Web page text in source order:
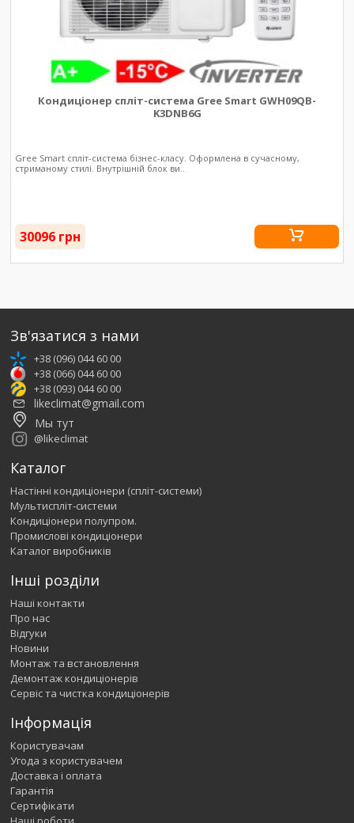
Кондиціонер спліт-система Gree Smart GWH09QB-
K3DNB6G
Gree Smart спліт-система бізнес-класу. Оформлена в сучасному,
стриманому стилі. Внутрішній блок ви..
30096 грн
Зв'язатися з нами
+38 (096) 044 60 00
+38 (066) 044 60 00
+38 (093) 044 60 00
likeclimat@gmail.com
Мы тут
@likeclimat
Каталог
Настінні кондиціонери (спліт-системи)
Мультиспліт-системи
Кондиціонери полупром.
Промислові кондиціонери
Каталог виробників
Інші розділи
Наші контакти
Про нас
Відгуки
Новини
Монтаж та встановлення
Демонтаж кондиціонерів
Сервіс та чистка кондиціонерів
Інформація
Користувачам
Угода з користувачем
Доставка і оплата
Гарантія
Сертифікати